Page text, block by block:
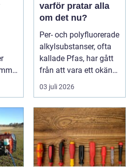
I
varför pratar alla
om det nu?
Per- och polyfluorerade
alkylsubstanser, ofta
kallade Pfas, har gått
från att vara ett okänt
kemiskt...
03 juli 2026